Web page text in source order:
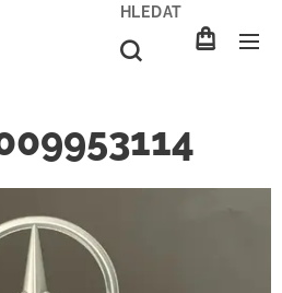
HLEDAT